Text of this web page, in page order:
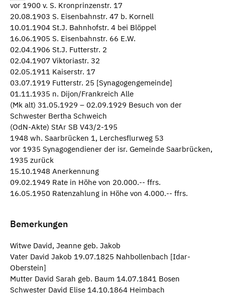
vor 1900 v. S. Kronprinzenstr. 17
20.08.1903 S. Eisenbahnstr. 47 b. Kornell
10.01.1904 St.J. Bahnhofstr. 4 bei Blöppel
16.06.1905 S. Eisenbahnstr. 66 E.W.
02.04.1906 St.J. Futterstr. 2
02.04.1907 Viktoriastr. 32
02.05.1911 Kaiserstr. 17
03.07.1919 Futterstr. 25 [Synagogengemeinde]
01.11.1935 n. Dijon/Frankreich Alle
(Mk alt) 31.05.1929 – 02.09.1929 Besuch von der
Schwester Bertha Schweich
(OdN-Akte) StAr SB V43/2-195
1948 wh. Saarbrücken 1, Lerchesflurweg 53
vor 1935 Synagogendiener der isr. Gemeinde Saarbrücken,
1935 zurück
15.10.1948 Anerkennung
09.02.1949 Rate in Höhe von 20.000.-- ffrs.
16.05.1950 Ratenzahlung in Höhe von 4.000.-- ffrs.
Bemerkungen
Witwe David, Jeanne geb. Jakob
Vater David Jakob 19.07.1825 Nahbollenbach [Idar-
Oberstein]
Mutter David Sarah geb. Baum 14.07.1841 Bosen
Schwester David Elise 14.10.1864 Heimbach